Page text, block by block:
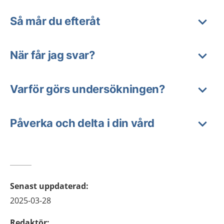
Så mår du efteråt
När får jag svar?
Varför görs undersökningen?
Påverka och delta i din vård
Senast uppdaterad:
2025-03-28